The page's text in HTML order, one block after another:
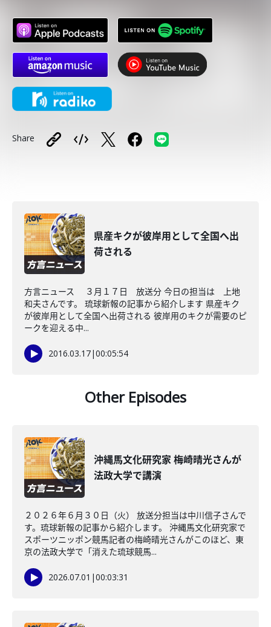
Share
県産キクが彼岸用として全国へ出
荷される
方言ニュース ３月１７日 放送分 今日の担当は 上地
和夫さんです。 琉球新報の記事から紹介します 県産キク
が彼岸用として全国へ出荷される 彼岸用のキクが需要のピ
ークを迎える中...
2016.03.17|00:05:54
Other Episodes
沖縄馬文化研究家 梅崎晴光さんが
法政大学で講演
２０２６年６月３０日（火） 放送分担当は中川信子さんで
す。琉球新報の記事から紹介します。 沖縄馬文化研究家で
スポーツニッポン競馬記者の梅崎晴光さんがこのほど、東
京の法政大学で「消えた琉球競馬...
2026.07.01 |00:03:31